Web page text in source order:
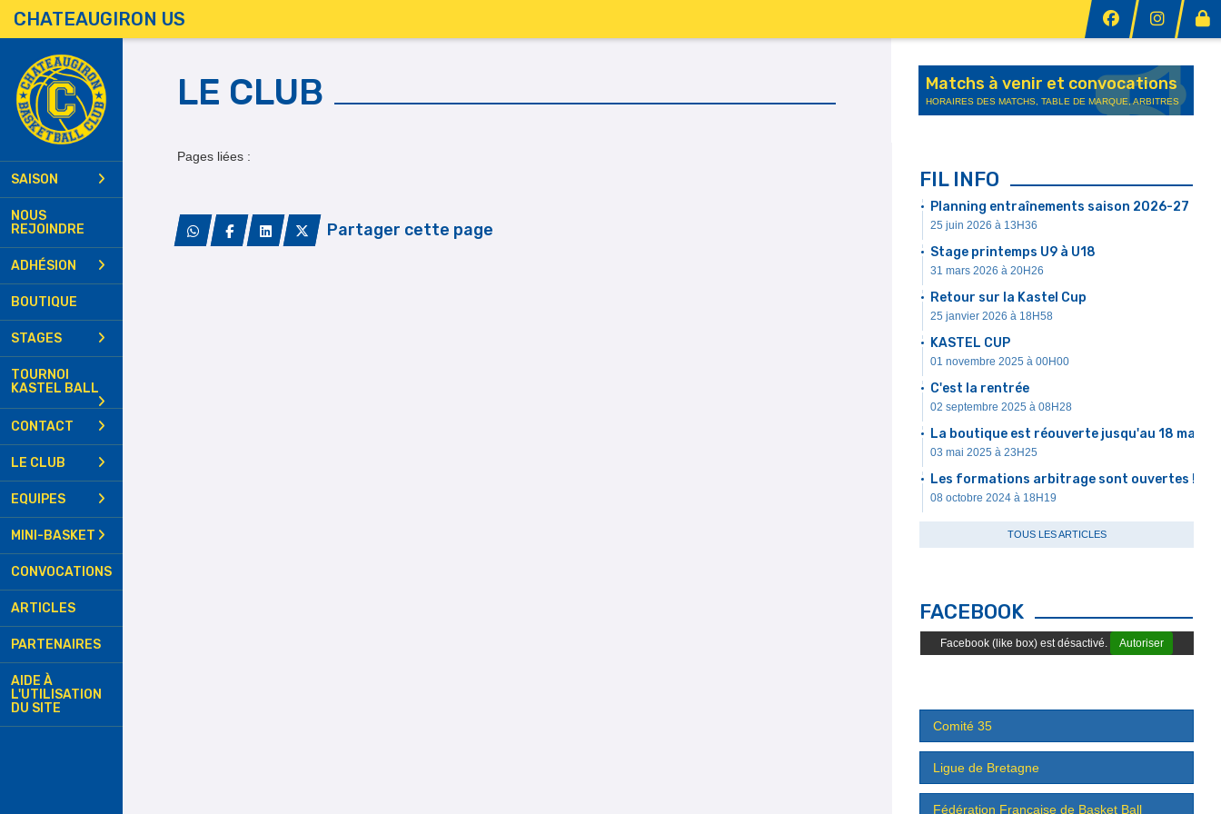
CHATEAUGIRON US
SAISON
NOUS
REJOINDRE
ADHÉSION
BOUTIQUE
STAGES
TOURNOI
KASTEL BALL
CONTACT
LE CLUB
EQUIPES
MINI-BASKET
CONVOCATIONS
ARTICLES
PARTENAIRES
AIDE À
L'UTILISATION
DU SITE
LE CLUB
Pages liées :
Qui sommes nous ?
La Charte du Club
Partager cette page
Matchs à venir et convocations
HORAIRES DES MATCHS, TABLE DE MARQUE, ARBITRES
FIL INFO
Planning entraînements saison 2026-27
25 juin 2026 à 13H36
Stage printemps U9 à U18
31 mars 2026 à 20H26
Retour sur la Kastel Cup
25 janvier 2026 à 18H58
KASTEL CUP
01 novembre 2025 à 00H00
C'est la rentrée
02 septembre 2025 à 08H28
La boutique est réouverte jusqu'au 18 mai
03 mai 2025 à 23H25
Les formations arbitrage sont ouvertes !
08 octobre 2024 à 18H19
TOUS LES ARTICLES
FACEBOOK
Facebook (like box) est désactivé. Autoriser
Comité 35
Ligue de Bretagne
Fédération Française de Basket Ball
Panneau de gestion des cookies